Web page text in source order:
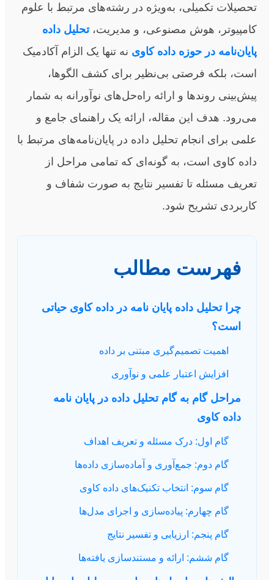
تحصیلات تکمیلی، به‌ویژه در رشته‌های مرتبط با علوم
کامپیوتر، هوش مصنوعی، و مدیریت،تحلیل داده
پایان‌نامه در حوزه داده کاوی نه تنها یک الزام آکادمیک
است، بلکه فرصتی بی‌نظیر برای کشف الگوها،
پیش‌بینی روندها و ارائه راه‌حل‌های نوآورانه به شمار
می‌رود. هدف این مقاله، ارائه یک راهنمای جامع و
علمی برای انجام تحلیل داده در پایان‌نامه‌های مرتبط با
داده کاوی است، به گونه‌ای که تمامی مراحل از
تعریف مسئله تا تفسیر نتایج به صورت شفاف و
کاربردی تشریح شود.
فهرست مطالب
چرا تحلیل داده پایان نامه در داده کاوی حیاتی
است؟
اهمیت تصمیم‌گیری مبتنی بر داده
افزایش اعتبار علمی و نوآوری
مراحل گام به گام تحلیل داده در پایان نامه
داده کاوی
گام اول: درک مسئله و تعریف اهداف
گام دوم: جمع‌آوری و آماده‌سازی داده‌ها
گام سوم: انتخاب تکنیک‌های داده کاوی
گام چهارم: پیاده‌سازی و اجرای مدل‌ها
گام پنجم: ارزیابی و تفسیر نتایج
گام ششم: ارائه و مستندسازی یافته‌ها